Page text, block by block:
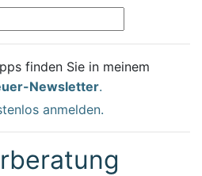
finden Sie in meinem
Newsletter.
anmelden.